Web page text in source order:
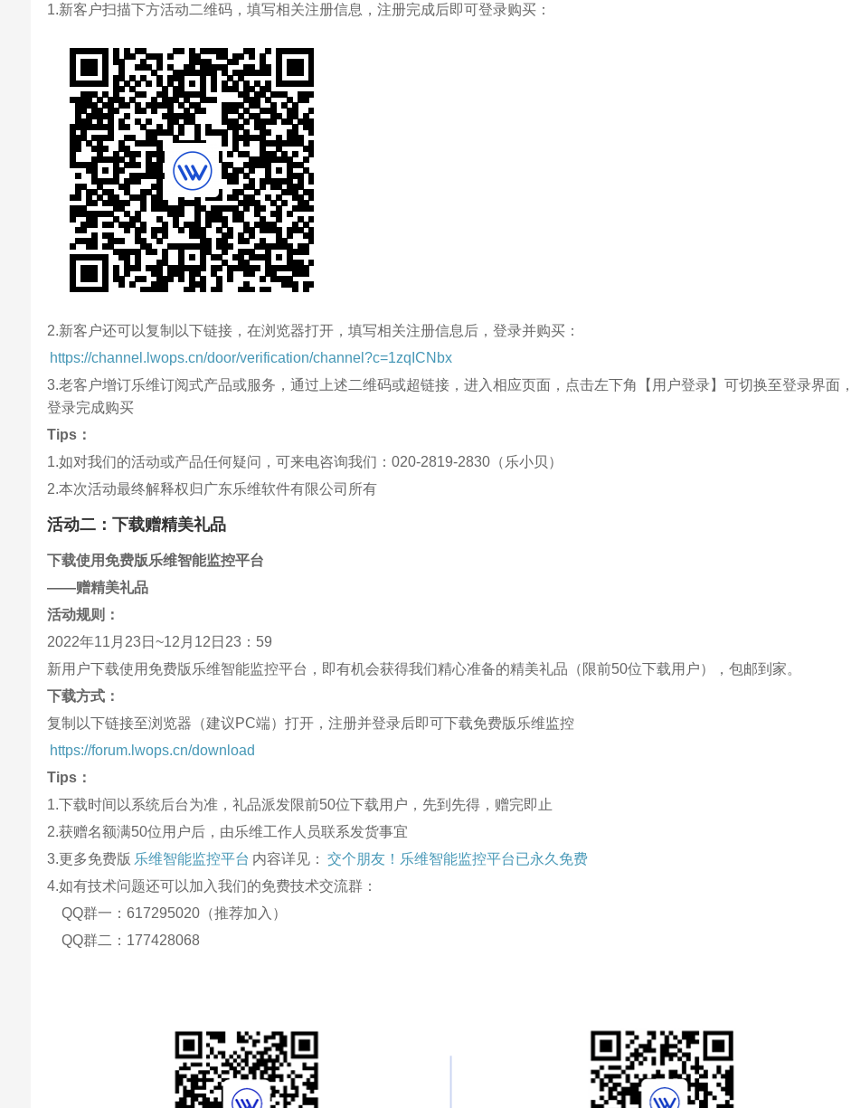
1.新客户扫描下方活动二维码，填写相关注册信息，注册完成后即可登录购买：
2.新客户还可以复制以下链接，在浏览器打开，填写相关注册信息后，登录并购买：
https://channel.lwops.cn/door/verification/channel?c=1zqICNbx
3.老客户增订乐维订阅式产品或服务，通过上述二维码或超链接，进入相应页面，点击左下角【用户登录】可切换至登录界面，
登录完成购买
Tips：
1.如对我们的活动或产品任何疑问，可来电咨询我们：020-2819-2830（乐小贝）
2.本次活动最终解释权归广东乐维软件有限公司所有
活动二：下载赠精美礼品
下载使用免费版乐维智能监控平台
——赠精美礼品
活动规则：
2022年11月23日~12月12日23：59
新用户下载使用免费版乐维智能监控平台，即有机会获得我们精心准备的精美礼品（限前50位下载用户），包邮到家。
下载方式：
复制以下链接至浏览器（建议PC端）打开，注册并登录后即可下载免费版乐维监控
https://forum.lwops.cn/download
Tips：
1.下载时间以系统后台为准，礼品派发限前50位下载用户，先到先得，赠完即止
2.获赠名额满50位用户后，由乐维工作人员联系发货事宜
3.更多免费版 乐维智能监控平台 内容详见：
交个朋友！乐维智能监控平台已永久免费
4.如有技术问题还可以加入我们的免费技术交流群：
QQ群一：617295020（推荐加入）
QQ群二：177428068